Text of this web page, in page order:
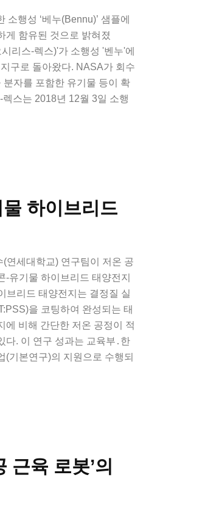
행성 ‘베누(Bennu)’ 샘플에
게 함유된 것으로 밝혀졌
리스-렉스)'가 소행성 '벤누'에
구로 돌아왔다. NASA가 회수
자를 포함한 유기물 등이 확
스는 2018년 12월 3일 소행
하이브리드
연세대학교) 연구팀이 저온 공
유기물 하이브리드 태양전지
브리드 태양전지는 결정질 실
을 코팅하여 완성되는 태
에 비해 간단한 저온 공정이 적
다. 이 연구 성과는 교육부․한
기본연구)의 지원으로 수행되
근육 로봇’의